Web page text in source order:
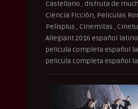
Castellano , disfruta de
Ciencia Ficción, Peliculas
Pelisplus , Cinemitas ,
Allegiant 2016 español
pelicula completa español
pelicula completa español